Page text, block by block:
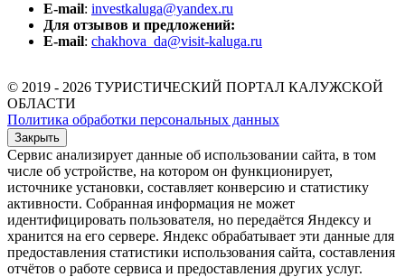
E-mail: investkaluga@yandex.ru
Для отзывов и предложений:
E-mail: chakhova_da@visit-kaluga.ru
© 2019 - 2026 ТУРИСТИЧЕСКИЙ ПОРТАЛ КАЛУЖСКОЙ
ОБЛАСТИ
Политика обработки персональных данных
Закрыть
Сервис анализирует данные об использовании сайта, в том
числе об устройстве, на котором он функционирует,
источнике установки, составляет конверсию и статистику
активности. Собранная информация не может
идентифицировать пользователя, но передаётся Яндексу и
хранится на его сервере. Яндекс обрабатывает эти данные для
предоставления статистики использования сайта, составления
отчётов о работе сервиса и предоставления других услуг.